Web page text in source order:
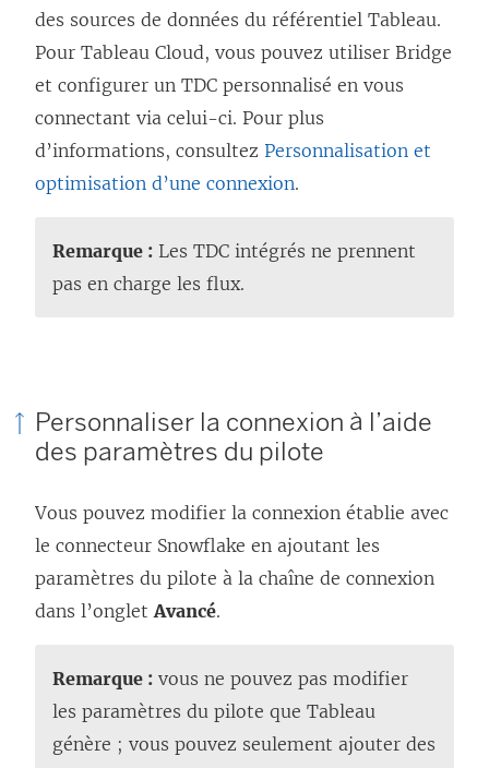
des sources de données du référentiel Tableau.
Pour Tableau Cloud, vous pouvez utiliser Bridge
et configurer un TDC personnalisé en vous
connectant via celui-ci. Pour plus
d’informations, consultez Personnalisation et
optimisation d’une connexion.
Remarque : Les TDC intégrés ne prennent
pas en charge les flux.
Personnaliser la connexion à l’aide
des paramètres du pilote
Vous pouvez modifier la connexion établie avec
le connecteur Snowflake en ajoutant les
paramètres du pilote à la chaîne de connexion
dans l’ongletAvancé.
Remarque : vous ne pouvez pas modifier
les paramètres du pilote que Tableau
génère ; vous pouvez seulement ajouter des